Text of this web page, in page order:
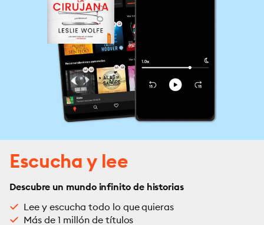
Escucha y lee
Descubre un mundo infinito de historias
Lee y escucha todo lo que quieras
Más de 1 millón de títulos